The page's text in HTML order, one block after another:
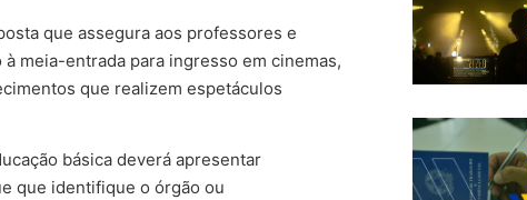
que assegura aos professores e
meia-entrada para ingresso em cinemas,
que realizem espetáculos
básica deverá apresentar
que identifique o órgão ou